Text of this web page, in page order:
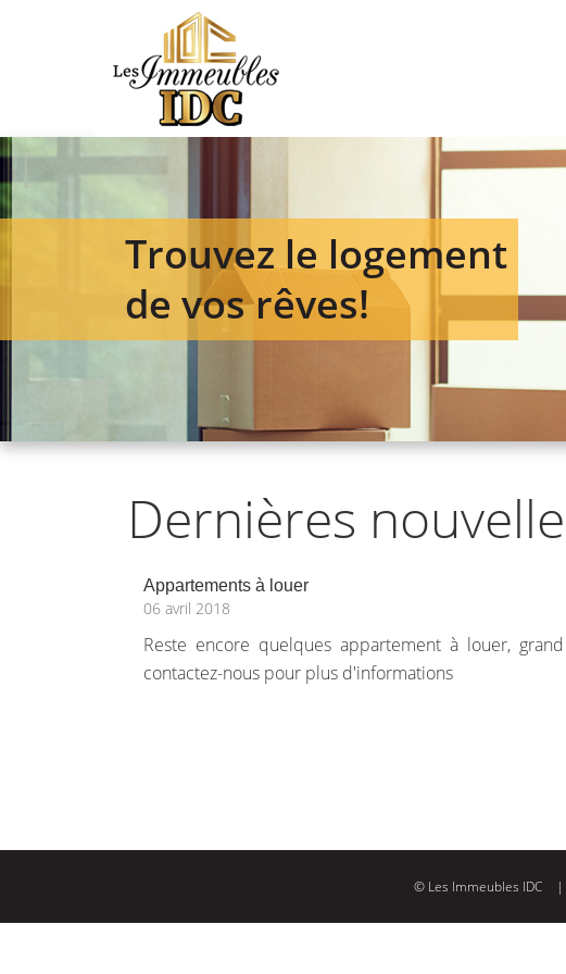
Trouvez le logement
de vos rêves!
Dernières
Appartements à louer
06 avril 2018
Reste encore quelques appartement à louer,
contactez-nous pour plus d'informations
© Les Immeubles IDC |